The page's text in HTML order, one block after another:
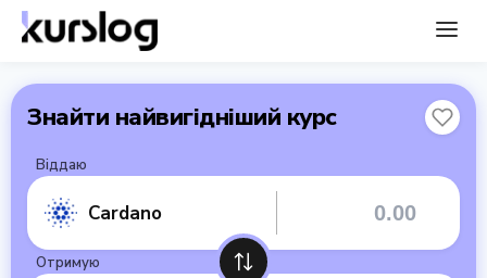
Знайти найвигідніший курс
Віддаю
Cardano
Отримую